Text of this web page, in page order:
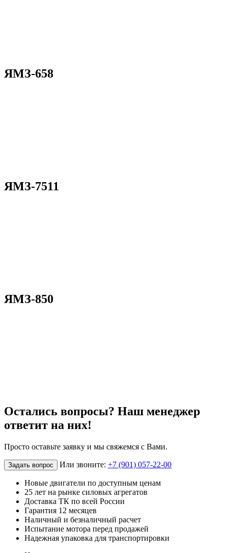
ЯМЗ-658
ЯМЗ-7511
ЯМЗ-850
Остались вопросы? Наш менеджер
ответит на них!
Просто оставьте заявку и мы свяжемся с Вами.
Задать вопрос Или звоните: +7 (901) 057-22-00
Новые двигатели по доступным ценам
25 лет на рынке силовых агрегатов
Доставка ТК по всей России
Гарантия 12 месяцев
Наличный и безналичный расчет
Испытание мотора перед продажей
Надежная упаковка для транспортировки